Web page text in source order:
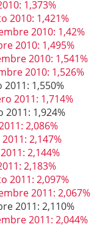
1,373%
2010: 1,421%
2010: 1,42%
2010: 1,495%
2010: 1,541%
2010: 1,526%
2011: 1,550%
2011: 1,714%
2011: 1,924%
2,086%
2,147%
2,144%
2,183%
2011: 2,097%
2011: 2,067%
2011: 2,110%
2011: 2,044%